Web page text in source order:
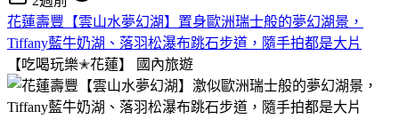
花蓮壽豐【雲山水夢幻湖】置身歐洲瑞士般的夢幻湖景，
Tiffany藍牛奶湖、落羽松瀑布跳石步道，隨手拍都是大片
【吃喝玩樂✭花蓮】
國內旅遊